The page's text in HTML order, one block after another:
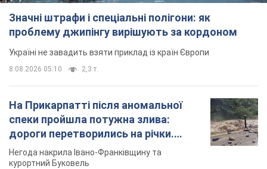
Значні штрафи і спеціальні полігони: як
проблему джипінгу вирішують за кордоном
Україні не завадить взяти приклад із країн Європи
8.08.2026 05:10 2,3 т.
На Прикарпатті після аномальної
спеки пройшла потужна злива:
дороги перетворились на річки.
Відео
Негода накрила Івано-Франківщину та
курортний Буковель